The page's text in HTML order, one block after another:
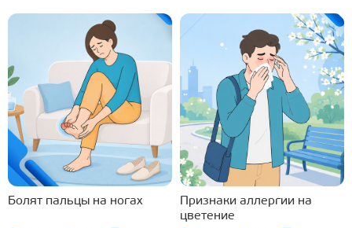
Болят пальцы на ногах
Признаки аллергии на
цветение